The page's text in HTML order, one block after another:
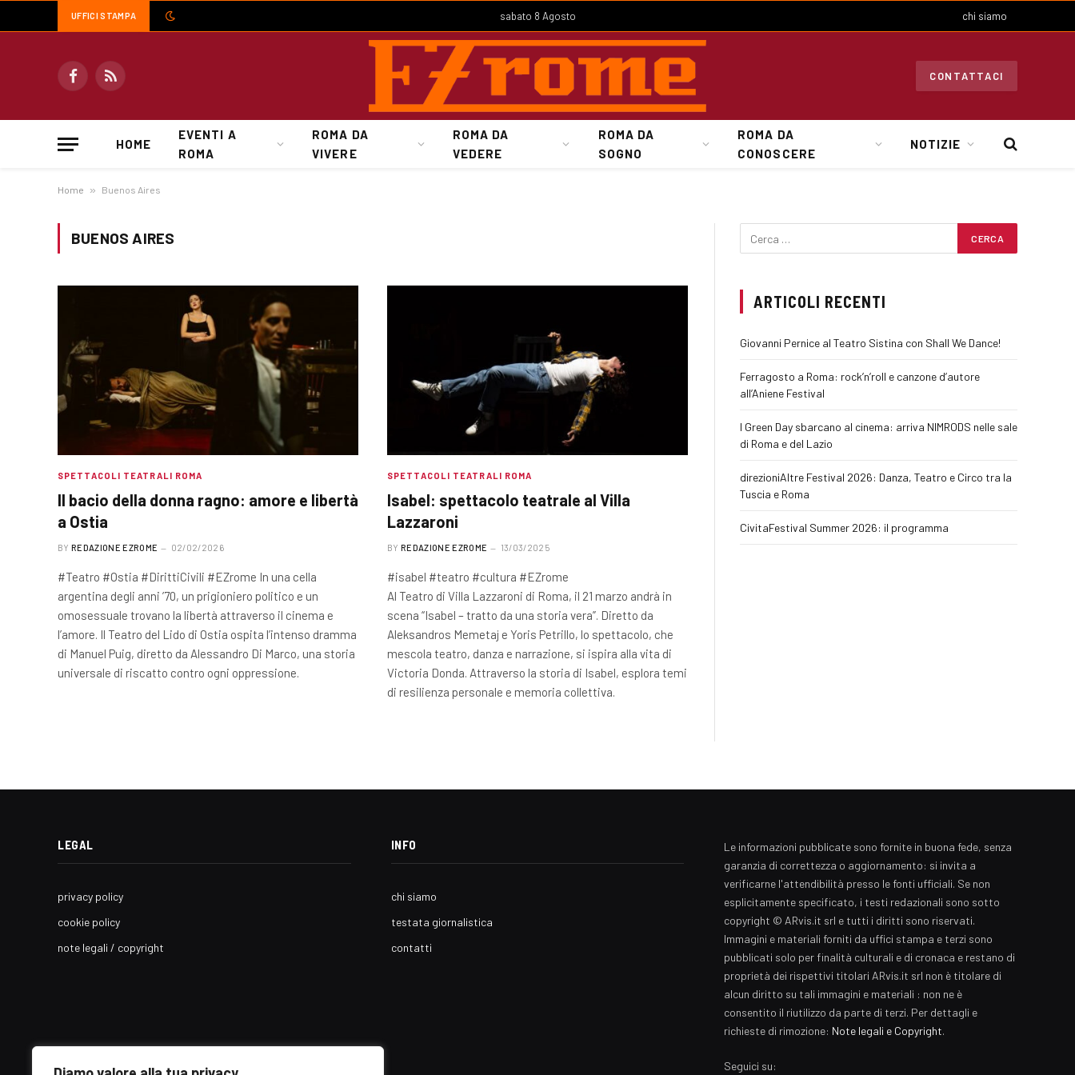
UFFICI STAMPA sabato 8 Agosto chi siamo
FacebookRSS
CONTATTACI
HOME
EVENTI A
ROMA
ROMA DA
VIVERE
ROMA DA
VEDERE
ROMA DA
SOGNO
ROMA DA
CONOSCERE
NOTIZIE
Home » Buenos Aires
BUENOS AIRES
SPETTACOLI TEATRALI ROMA
Il bacio della donna ragno: amore e libertà
a Ostia
BY REDAZIONE EZROME 02/02/2026
#Teatro #Ostia #DirittiCivili #EZrome In una cella
argentina degli anni ’70, un prigioniero politico e un
omosessuale trovano la libertà attraverso il cinema e
l’amore. Il Teatro del Lido di Ostia ospita l’intenso dramma
di Manuel Puig, diretto da Alessandro Di Marco, una storia
universale di riscatto contro ogni oppressione.
SPETTACOLI TEATRALI ROMA
Isabel: spettacolo teatrale al Villa
Lazzaroni
BY REDAZIONE EZROME 13/03/2025
#isabel #teatro #cultura #EZrome
Al Teatro di Villa Lazzaroni di Roma, il 21 marzo andrà in
scena “Isabel – tratto da una storia vera”. Diretto da
Aleksandros Memetaj e Yoris Petrillo, lo spettacolo, che
mescola teatro, danza e narrazione, si ispira alla vita di
Victoria Donda. Attraverso la storia di Isabel, esplora temi
di resilienza personale e memoria collettiva.
ARTICOLI RECENTI
Giovanni Pernice al Teatro Sistina con Shall We Dance!
Ferragosto a Roma: rock’n’roll e canzone d’autore
all’Aniene Festival
I Green Day sbarcano al cinema: arriva NIMRODS nelle sale
di Roma e del Lazio
direzioniAltre Festival 2026: Danza, Teatro e Circo tra la
Tuscia e Roma
CivitaFestival Summer 2026: il programma
LEGAL
privacy policy
cookie policy
note legali / copyright
INFO
chi siamo
testata giornalistica
contatti
Le informazioni pubblicate sono fornite in buona fede, senza
garanzia di correttezza o aggiornamento: si invita a
verificarne l'attendibilità presso le fonti ufficiali. Se non
esplicitamente specificato, i testi redazionali sono sotto
copyright © ARvis.it srl e tutti i diritti sono riservati.
Immagini e materiali forniti da uffici stampa e terzi sono
pubblicati solo per finalità culturali e di cronaca e restano di
proprietà dei rispettivi titolari ARvis.it srl non è titolare di
alcun diritto su tali immagini e materiali : non ne è
consentito il riutilizzo da parte di terzi. Per dettagli e
richieste di rimozione: Note legali e Copyright.
Seguici su: